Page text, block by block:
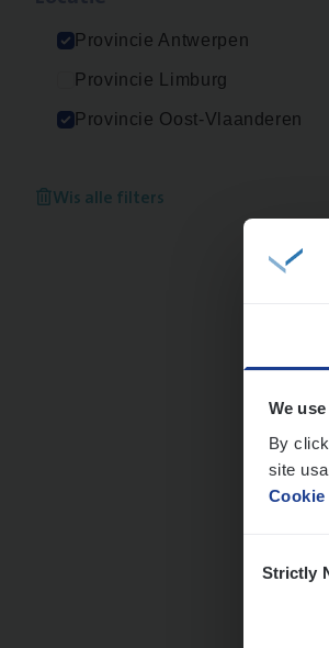
We
By
site
Selection
Strictly
Provincie Antwerpen
Provincie Limburg
Provincie Oost-Vlaanderen
Wis alle filters